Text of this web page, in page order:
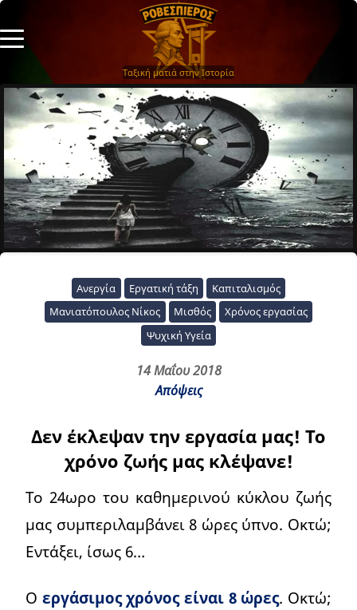
Ταξική ματιά στην Ιστορία
Ανεργία Εργατική τάξη
Καπιταλισμός
Μανιατόπουλος Νίκος
Μισθός
Χρόνος εργασίας
Ψυχική Υγεία
14 Μαΐου 2018
Απόψεις
Δεν έκλεψαν την εργασία μας! Το
χρόνο ζωής μας κλέψανε!
Το 24ωρο του καθημερινού κύκλου ζωής
μας συμπεριλαμβάνει 8 ώρες ύπνο. Οκτώ;
Εντάξει, ίσως 6…
Ο εργάσιμος χρόνος είναι 8 ώρες. Οκτώ;